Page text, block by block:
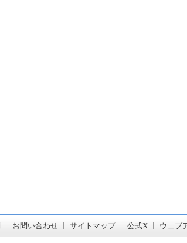
お問い合わせ サイトマップ 公式X ウェブ